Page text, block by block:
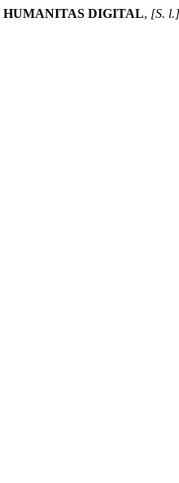
HUMANITAS DIGITAL, [S. l.]